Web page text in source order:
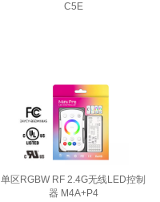
C5E
单区RGBW RF 2.4G无线LED控制
器 M4A+P4